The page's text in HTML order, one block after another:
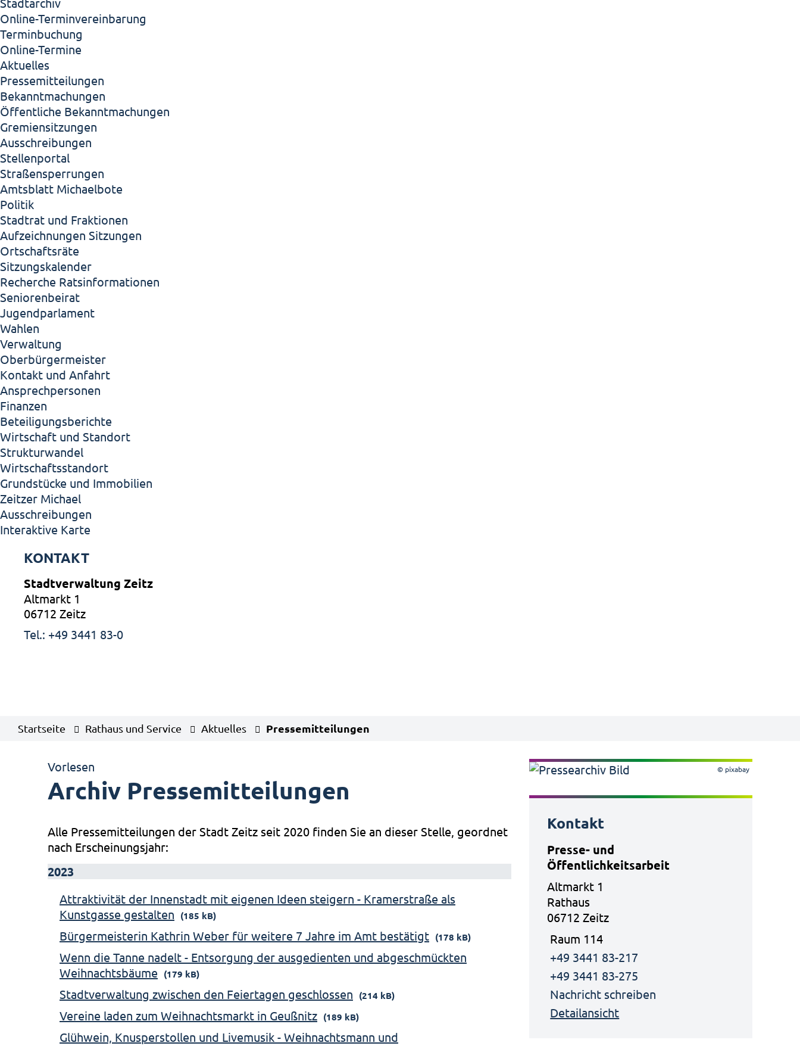
Online-Terminvereinbarung
Terminbuchung
Online-Termine
Aktuelles
Pressemitteilungen
Bekanntmachungen
Öffentliche Bekanntmachungen
Gremiensitzungen
Ausschreibungen
Stellenportal
Straßensperrungen
Amtsblatt Michaelbote
Politik
Stadtrat und Fraktionen
Aufzeichnungen Sitzungen
Ortschaftsräte
Sitzungskalender
Recherche Ratsinformationen
Seniorenbeirat
Jugendparlament
Wahlen
Verwaltung
Oberbürgermeister
Kontakt und Anfahrt
Ansprechpersonen
Finanzen
Beteiligungsberichte
Wirtschaft und Standort
Strukturwandel
Wirtschaftsstandort
Grundstücke und Immobilien
Zeitzer Michael
Ausschreibungen
Interaktive Karte
KONTAKT
Stadtverwaltung Zeitz
Altmarkt 1
06712 Zeitz
Tel.: +49 3441 83-0
Startseite Rathaus und Service Aktuelles Pressemitteilungen
Vorlesen
Archiv Pressemitteilungen
Alle Pressemitteilungen der Stadt Zeitz seit 2020 finden Sie an dieser Stelle, geordnet
nach Erscheinungsjahr:
2023
Attraktivität der Innenstadt mit eigenen Ideen steigern - Kramerstraße als
Kunstgasse gestalten (185 kB)
Bürgermeisterin Kathrin Weber für weitere 7 Jahre im Amt bestätigt (178 kB)
Wenn die Tanne nadelt - Entsorgung der ausgedienten und abgeschmückten
Weihnachtsbäume (179 kB)
Stadtverwaltung zwischen den Feiertagen geschlossen (214 kB)
Vereine laden zum Weihnachtsmarkt in Geußnitz (189 kB)
Glühwein, Knusperstollen und Livemusik - Weihnachtsmann und
© pixabay
Kontakt
Presse- und
Öffentlichkeitsarbeit
Altmarkt 1
Rathaus
06712 Zeitz
Raum 114
+49 3441 83-217
+49 3441 83-275
Nachricht schreiben
Detailansicht